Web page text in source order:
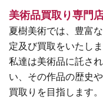
美術品買取り専門
夏樹美術では、豊富
定及び買取をいたしま
私達は美術品に託さ
い、その作品の歴史
買取りを目指します。